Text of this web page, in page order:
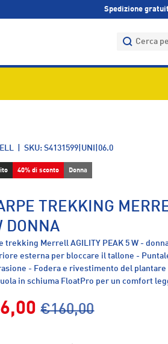
Spedizione
Cerca
Cerca
|SKU: S4131599|UNI|06.0
40% di sconto Donna
TREKKING
DONNA
trekking Merrell AGILITY PEAK 5 W -
esterna per bloccare il tallone -
- Fodera e rivestimento del plantare
in schiuma FloatPro per un comfort
€160,00